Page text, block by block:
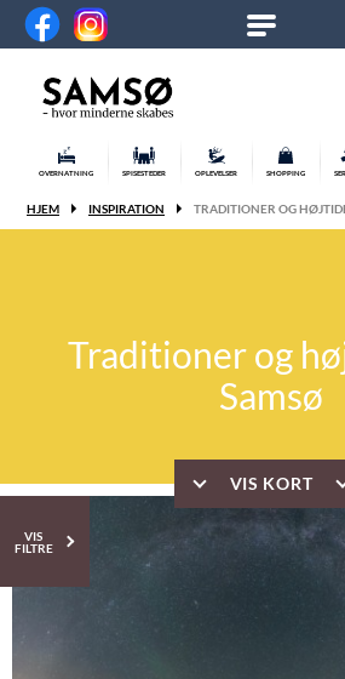
OVERNATNING SPISESTEDER OPLEVELSER SHOPPING
HJEM INSPIRATION TRADITIONER OG
Traditioner og
Samsø
VIS KORT
VIS
FILTRE